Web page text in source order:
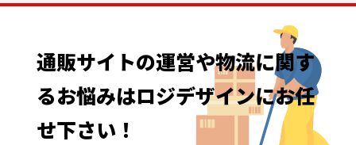
通販サイトの運営や物流に関す
るお悩みはロジデザインにお任
せ下さい！